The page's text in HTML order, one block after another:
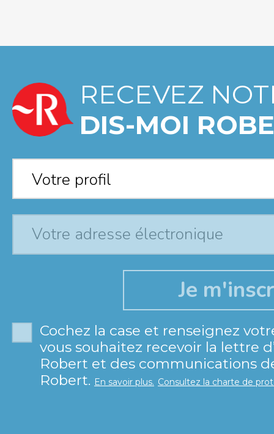
RECEVEZ
DIS-MOI
Votre profil*
Votre profil
Cochez la case et renseignez
vous souhaitez recevoir la lettre
Robert et des communications
Robert. En savoir plus. Consultez la charte de